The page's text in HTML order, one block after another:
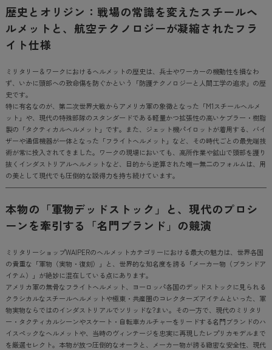
歴史とオリジン：戦場の常識を変えたスチールヘ
ルメットと、航空テクノロジーが凝縮されたフラ
イト仕様
ミリタリー＆ワークにおけるヘルメットの歴史は、兵士やワーカーの機動性を損なわ
ず、いかに頭部への致命傷を防ぐかという「防護テクノロジーと人間工学の追求」の歴
史です。
特に有名なのが、第二次世界大戦からアメリカ軍の象徴となった「M1スチールヘルメ
ット」や、現代の特殊部隊のスタンダードである軽量かつ拡張性の高いケブラー・樹脂
製の「タクティカルヘルメット」です。また、ジェット機パイロットが着用する、バイ
ザーや通信機器が一体となった「フライトヘルメット」など、その時代ごとの最先端技
術が常に投入されてきました。ワークの現場においても、高所作業や鉱山で頭部を護り
抜くインダストリアルヘルメットなど、目的から逆算された唯一無二のフォルムは、用
の美として現代でも圧倒的な説得力を持ち続けています。
本物の「軍物デッドストック」と、現代のプロシ
ーンを牽引する「名門ブランド」の競演
ミリタリーショップWAIPERのヘルメットカテゴリーにおける最大の魅力は、世界各国
の貴重な「軍物（実物・復刻）」と、世界的な知名度を誇る「メーカー物（ブランドア
イテム）」が絶妙に混在している点にあります。
アメリカ軍の無骨なフライトヘルメット、ヨーロッパ各国のデッドストックに見られる
クラシカルなスチールヘルメットや極東・共産圏のコレクターズアイテムといった、軍
物実物ならではのインダストリアルでソリッドな?まい。その一方で、現代のミリタリ
ー・タクティカルシーンやスケート・自転車カルチャーをリードする名門ブランドのハ
イスペックなヘルメットや、当時のヴィンテージを忠実に再現したレプリカモデルまで
を厳選セレクト。本物が放つ圧倒的なオーラと、メーカー物が誇る緻密な安全性、現代